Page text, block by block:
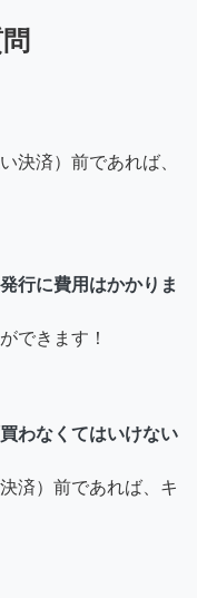
決済）前であれば、
行に費用はかかりま
できます！
わなくてはいけない
済）前であれば、キ